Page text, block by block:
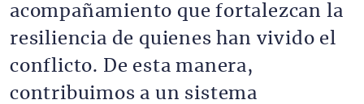
acompañamiento que fortalezcan la
resiliencia de quienes han vivido el
conflicto. De esta manera,
contribuimos a un sistema